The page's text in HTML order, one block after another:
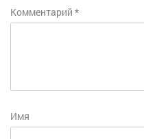
Комментарий *
Имя